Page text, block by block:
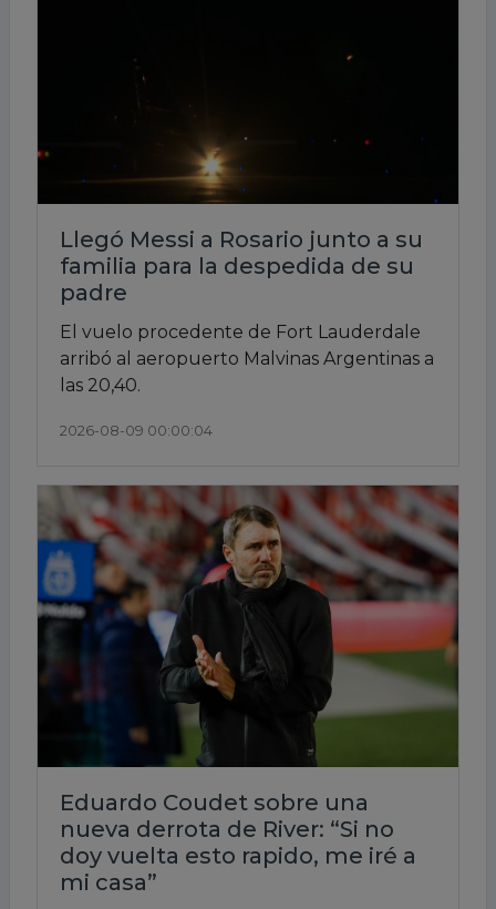
Llegó Messi a Rosario junto a su
familia para la despedida de su
padre
El vuelo procedente de Fort Lauderdale
arribó al aeropuerto Malvinas Argentinas a
las 20,40.
2026-08-09 00:00:04
Eduardo Coudet sobre una
nueva derrota de River: “Si no
doy vuelta esto rapido, me iré a
mi casa”